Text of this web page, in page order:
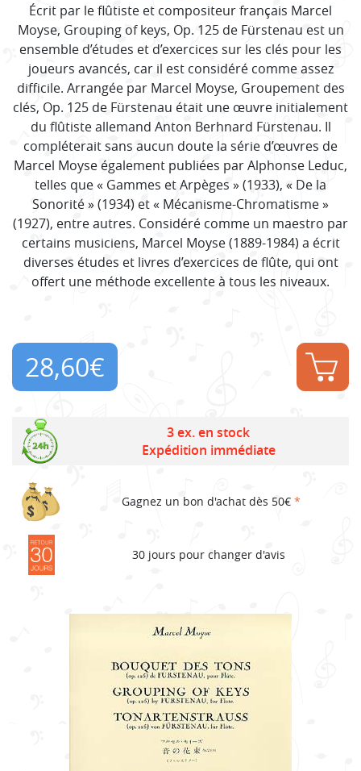
Écrit par le flûtiste et compositeur français Marcel
Moyse, Grouping of keys, Op. 125 de Fürstenau est un
ensemble d’études et d’exercices sur les clés pour les
joueurs avancés, car il est considéré comme assez
difficile. Arrangée par Marcel Moyse, Groupement des
clés, Op. 125 de Fürstenau était une œuvre initialement
du flûtiste allemand Anton Berhnard Fürstenau. Il
compléterait sans aucun doute la série d’œuvres de
Marcel Moyse également publiées par Alphonse Leduc,
telles que « Gammes et Arpèges » (1933), « De la
Sonorité » (1934) et « Mécanisme-Chromatisme »
(1927), entre autres. Considéré comme un maestro par
certains musiciens, Marcel Moyse (1889-1984) a écrit
diverses études et livres d’exercices de flûte, qui ont
offert une méthode excellente à tous les niveaux.
28,60€
3 ex. en stock
Expédition immédiate
Gagnez un bon d'achat dès 50€ *
30 jours pour changer d'avis